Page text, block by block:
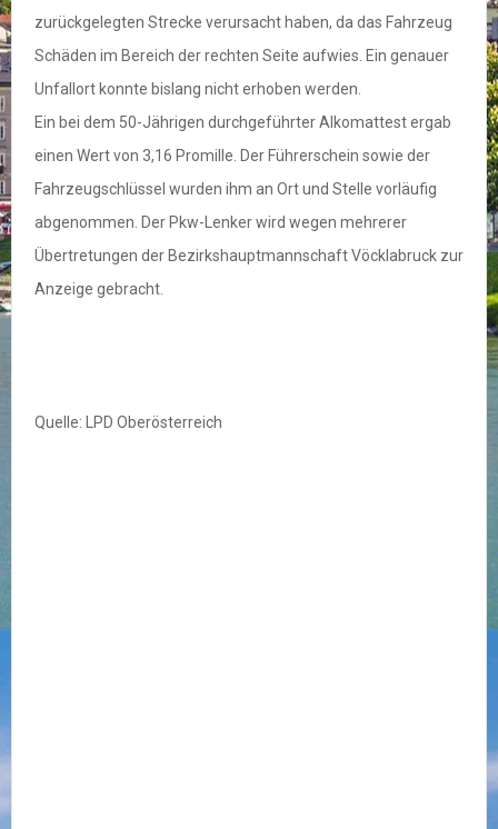
zurückgelegten Strecke verursacht haben, da das Fahrzeug
Schäden im Bereich der rechten Seite aufwies. Ein genauer
Unfallort konnte bislang nicht erhoben werden.
Ein bei dem 50-Jährigen durchgeführter Alkomattest ergab
einen Wert von 3,16 Promille. Der Führerschein sowie der
Fahrzeugschlüssel wurden ihm an Ort und Stelle vorläufig
abgenommen. Der Pkw-Lenker wird wegen mehrerer
Übertretungen der Bezirkshauptmannschaft Vöcklabruck zur
Anzeige gebracht.
Quelle: LPD Oberösterreich